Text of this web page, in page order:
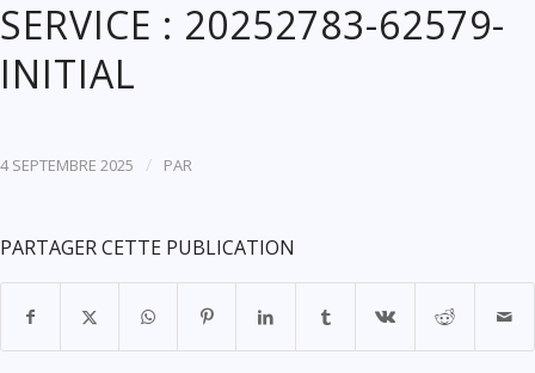
SERVICE : 20252783-62579-
INITIAL
4 SEPTEMBRE 2025 / PAR
PARTAGER CETTE PUBLICATION